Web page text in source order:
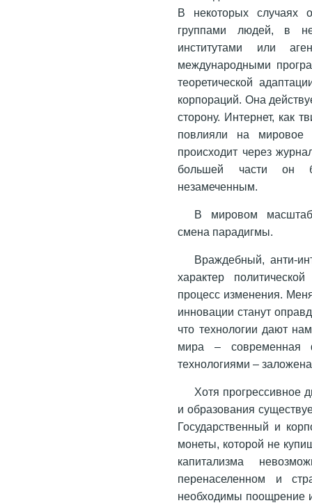
В некоторых случаях
группами людей, в
институтами или
международными
теоретической
корпораций. Она
сторону. Интернет, как
повлияли на мировое
происходит через
большей части он
незамеченным.
В мировом
смена парадигмы.
Враждебный, анти-
характер
процесс изменения.
инновации станут
что технологии дают
мира – современная
технологиями –
Хотя прогрессивное
и образования
Государственный и
монеты, которой не
капитализма
перенаселенном и
необходимы поощрение